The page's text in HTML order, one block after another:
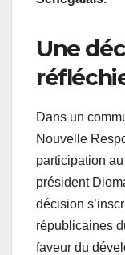
Une
Dans un
Nouvelle
participation
président
décision
républicaines
faveur du